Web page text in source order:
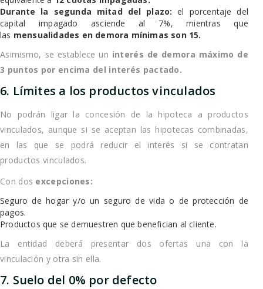
Durante la segunda mitad del plazo: el porcentaje del
capital impagado asciende al 7%, mientras que
las mensualidades en demora mínimas son 15.
Asimismo, se establece un interés de demora máximo de
3 puntos por encima del interés pactado.
6. Límites a los productos vinculados
No podrán ligar la concesión de la hipoteca a productos
vinculados, aunque si se aceptan las hipotecas combinadas,
en las que se podrá reducir el interés si se contratan
productos vinculados.
Con dos excepciones:
Seguro de hogar y/o un seguro de vida o de protección de
pagos.
Productos que se demuestren que benefician al cliente.
La entidad deberá presentar dos ofertas una con la
vinculación y otra sin ella.
7. Suelo del 0% por defecto